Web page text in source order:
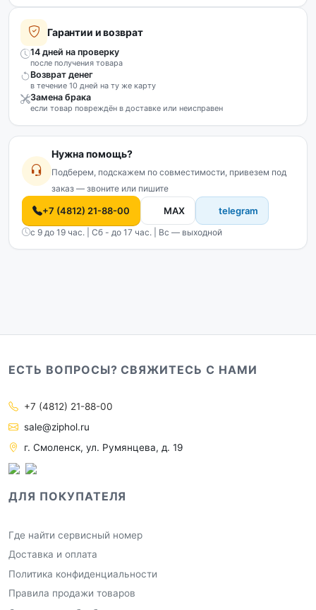
Гарантии и возврат
14 дней на проверку
после получения товара
Возврат денег
в течение 10 дней на ту же карту
Замена брака
если товар повреждён в доставке или неисправен
Нужна помощь?
Подберем, подскажем по совместимости, привезем под
заказ — звоните или пишите
+7 (4812) 21-88-00 MAX telegram
с 9 до 19 час. | Сб - до 17 час. | Вс — выходной
ЕСТЬ ВОПРОСЫ? СВЯЖИТЕСЬ С НАМИ
+7 (4812) 21-88-00
sale@ziphol.ru
г. Смоленск, ул. Румянцева, д. 19
ДЛЯ ПОКУПАТЕЛЯ
Где найти сервисный номер
Доставка и оплата
Политика конфиденциальности
Правила продажи товаров